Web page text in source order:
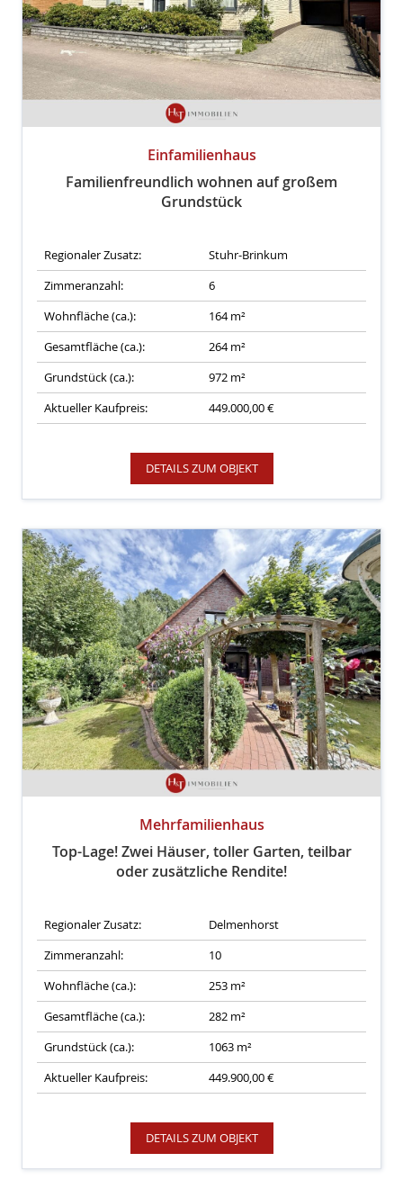
Einfamilienhaus
Familienfreundlich wohnen auf großem
Grundstück
Regionaler Zusatz:
Stuhr-Brinkum
Zimmeranzahl:
6
Wohnfläche (ca.):
164 m²
Gesamtfläche (ca.):
264 m²
Grundstück (ca.):
972 m²
Aktueller Kaufpreis:
449.000,00 €
DETAILS ZUM OBJEKT
Mehrfamilienhaus
Top-Lage! Zwei Häuser, toller Garten, teilbar
oder zusätzliche Rendite!
Regionaler Zusatz:
Delmenhorst
Zimmeranzahl:
10
Wohnfläche (ca.):
253 m²
Gesamtfläche (ca.):
282 m²
Grundstück (ca.):
1063 m²
Aktueller Kaufpreis:
449.900,00 €
DETAILS ZUM OBJEKT